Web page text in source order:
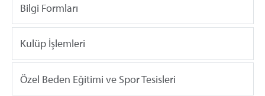
Bilgi Formları
Kulüp İşlemleri
Özel Beden Eğitimi ve Spor Tesisleri